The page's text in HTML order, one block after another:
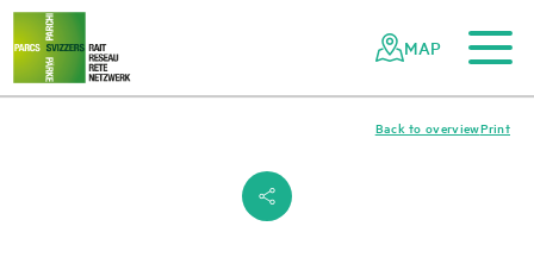
Navigating
the
Swiss
parks
Quick
navigation
To the main content
To the mobile navigation
To search
To the footer
To the sitemap
MAP
s
Print
Back to overview